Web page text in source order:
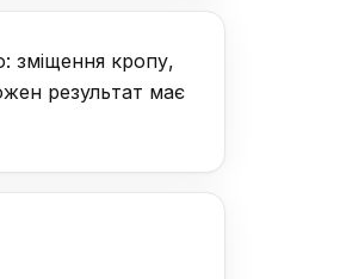
зміщення кропу,
результат має